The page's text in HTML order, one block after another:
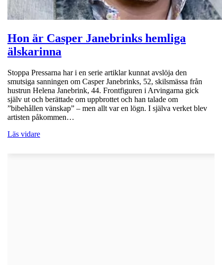
Hon är Casper Janebrinks hemliga
älskarinna
Stoppa Pressarna har i en serie artiklar kunnat avslöja den
smutsiga sanningen om Casper Janebrinks, 52, skilsmässa från
hustrun Helena Janebrink, 44. Frontfiguren i Arvingarna gick
själv ut och berättade om uppbrottet och han talade om
”bibehållen vänskap” – men allt var en lögn. I själva verket blev
artisten påkommen…
Läs vidare